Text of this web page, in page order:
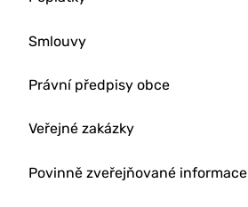
Smlouvy
Právní předpisy obce
Veřejné zakázky
Povinně zveřejňované informace